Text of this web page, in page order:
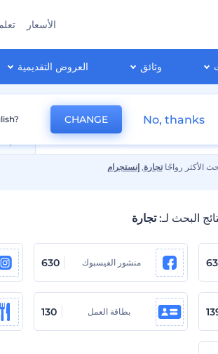
وثائق العروض التقديمية
الأسعار
الأكثر رواجًاتجارة,إنستجرام
البحث لـ:تجارة
منشور الفيسبوك 630
بطاقة العمل 130
CHANGE No, thanks